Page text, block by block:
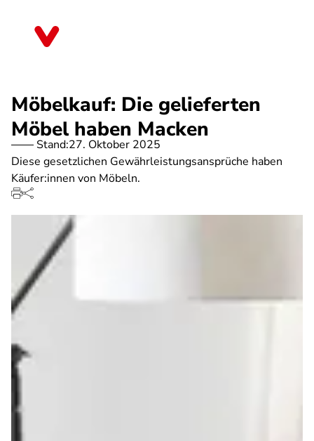
Möbelkauf: Die gelieferten
Möbel haben Macken
Stand:27. Oktober 2025
Diese gesetzlichen Gewährleistungsansprüche haben
Käufer:innen von Möbeln.